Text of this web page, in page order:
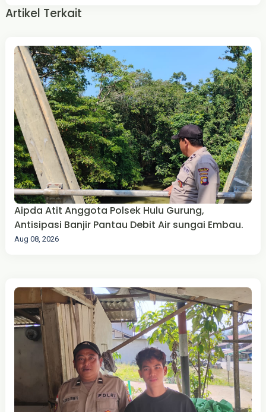
Artikel Terkait
Aipda Atit Anggota Polsek Hulu Gurung,
Antisipasi Banjir Pantau Debit Air sungai Embau.
Aug 08, 2026